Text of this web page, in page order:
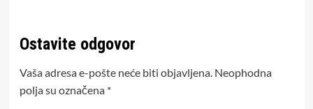
Ostavite odgovor
Vaša adresa e-pošte neće biti objavljena. Neophodna
polja su označena *